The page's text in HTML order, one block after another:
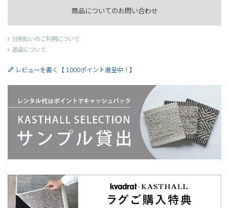
商品についてのお問い合わせ
分割払いのご利用について
返品について
レビューを書く【 1000ポイント進呈中！】